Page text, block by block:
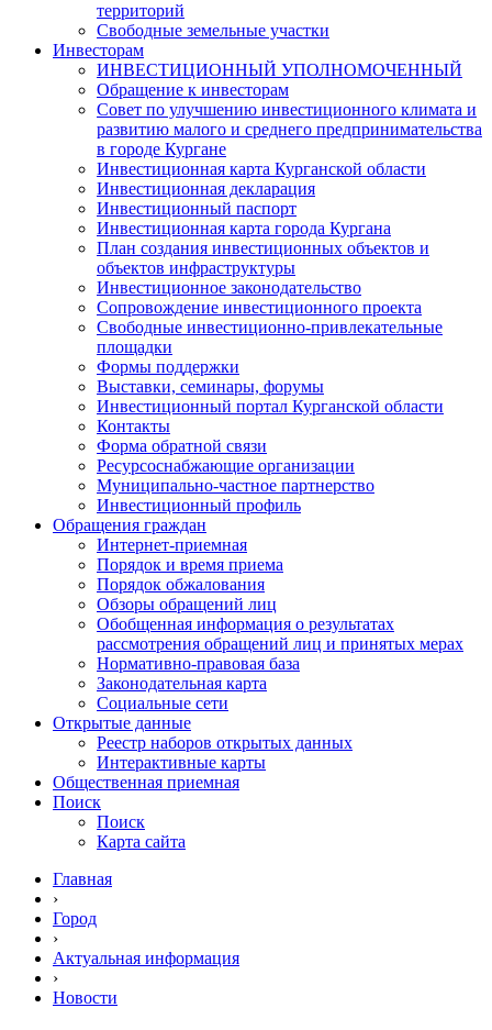
территорий
Свободные земельные участки
Инвесторам
ИНВЕСТИЦИОННЫЙ УПОЛНОМОЧЕННЫЙ
Обращение к инвесторам
Совет по улучшению инвестиционного климата и
развитию малого и среднего предпринимательства
в городе Кургане
Инвестиционная карта Курганской области
Инвестиционная декларация
Инвестиционный паспорт
Инвестиционная карта города Кургана
План создания инвестиционных объектов и
объектов инфраструктуры
Инвестиционное законодательство
Сопровождение инвестиционного проекта
Свободные инвестиционно-привлекательные
площадки
Формы поддержки
Выставки, семинары, форумы
Инвестиционный портал Курганской области
Контакты
Форма обратной связи
Ресурсоснабжающие организации
Муниципально-частное партнерство
Инвестиционный профиль
Обращения граждан
Интернет-приемная
Порядок и время приема
Порядок обжалования
Обзоры обращений лиц
Обобщенная информация о результатах
рассмотрения обращений лиц и принятых мерах
Нормативно-правовая база
Законодательная карта
Социальные сети
Открытые данные
Реестр наборов открытых данных
Интерактивные карты
Общественная приемная
Поиск
Поиск
Карта сайта
Главная
›
Город
›
Актуальная информация
›
Новости